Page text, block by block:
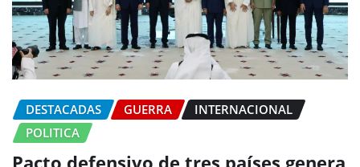
DESTACADAS GUERRA
INTERNACIONAL
POLITICA
Pacto defensivo de tres países genera